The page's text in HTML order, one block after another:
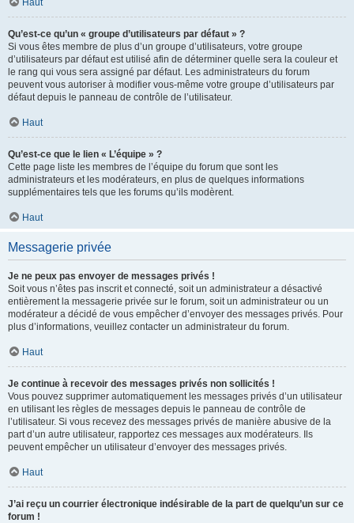
Haut
Qu’est-ce qu’un « groupe d’utilisateurs par défaut » ?
Si vous êtes membre de plus d’un groupe d’utilisateurs, votre groupe
d’utilisateurs par défaut est utilisé afin de déterminer quelle sera la couleur et
le rang qui vous sera assigné par défaut. Les administrateurs du forum
peuvent vous autoriser à modifier vous-même votre groupe d’utilisateurs par
défaut depuis le panneau de contrôle de l’utilisateur.
Haut
Qu’est-ce que le lien « L’équipe » ?
Cette page liste les membres de l’équipe du forum que sont les
administrateurs et les modérateurs, en plus de quelques informations
supplémentaires tels que les forums qu’ils modèrent.
Haut
Messagerie privée
Je ne peux pas envoyer de messages privés !
Soit vous n’êtes pas inscrit et connecté, soit un administrateur a désactivé
entièrement la messagerie privée sur le forum, soit un administrateur ou un
modérateur a décidé de vous empêcher d’envoyer des messages privés. Pour
plus d’informations, veuillez contacter un administrateur du forum.
Haut
Je continue à recevoir des messages privés non sollicités !
Vous pouvez supprimer automatiquement les messages privés d’un utilisateur
en utilisant les règles de messages depuis le panneau de contrôle de
l’utilisateur. Si vous recevez des messages privés de manière abusive de la
part d’un autre utilisateur, rapportez ces messages aux modérateurs. Ils
peuvent empêcher un utilisateur d’envoyer des messages privés.
Haut
J’ai reçu un courrier électronique indésirable de la part de quelqu’un sur ce
forum !